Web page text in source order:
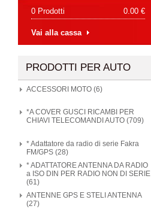
PRODOTTI PER AUTO
ACCESSORI MOTO (6)
*A COVER GUSCI RICAMBI PER
CHIAVI TELECOMANDI AUTO (709)
* Adattatore da radio di serie Fakra
FM/GPS (28)
* ADATTATORE ANTENNA DA RADIO
a ISO DIN PER RADIO NON DI SERIE
(61)
ANTENNE GPS E STELI ANTENNA
(27)
0 Prodotti 0.00 €
Vai alla cassa